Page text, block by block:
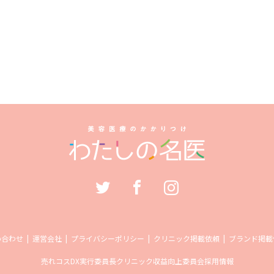
わせ 運営会社 プライバシーポリシー クリニック掲載依頼 ブランド掲
売れコスDX実行委員長クリニック収益向上委員会採用情報